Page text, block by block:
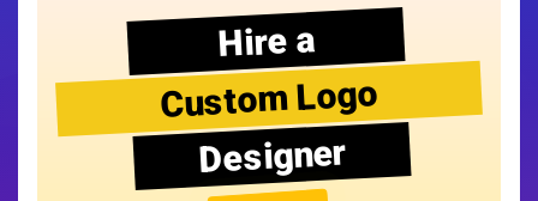
Hire a
Custom Logo
Designer